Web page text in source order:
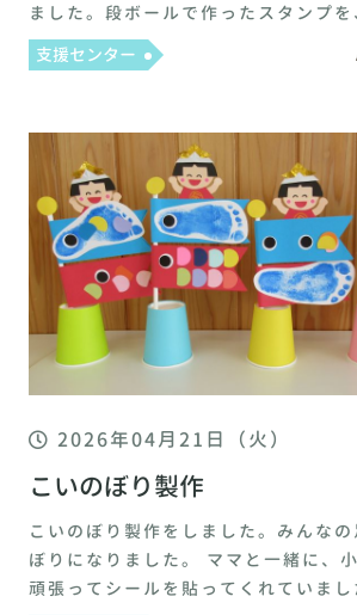
ました。段ボールで作ったスタンプ
支援センター
2026年04月21日（火）
こいのぼり製作
こいのぼり製作をしました。みんな
ぼりになりました。 ママと一緒に、
頑張ってシールを貼ってくれていま